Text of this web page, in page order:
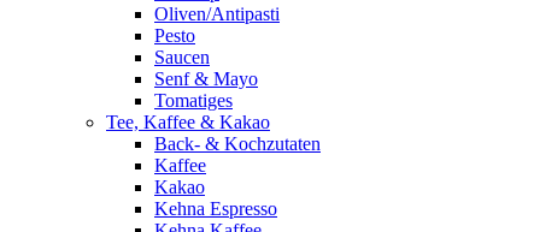
Oliven/Antipasti
Pesto
Saucen
Senf & Mayo
Tomatiges
Tee, Kaffee & Kakao
Back- & Kochzutaten
Kaffee
Kakao
Kehna Espresso